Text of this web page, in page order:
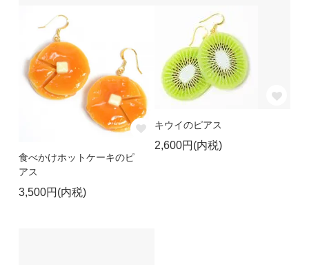
食べかけホットケーキのピ
アス
3,500円(内税)
キウイのピアス
2,600円(内税)